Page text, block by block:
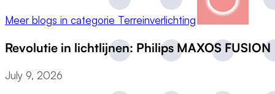
Meer blogs in categorie Terreinverlichting
Revolutie in lichtlijnen: Philips MAXOS FUSION
July 9, 2026